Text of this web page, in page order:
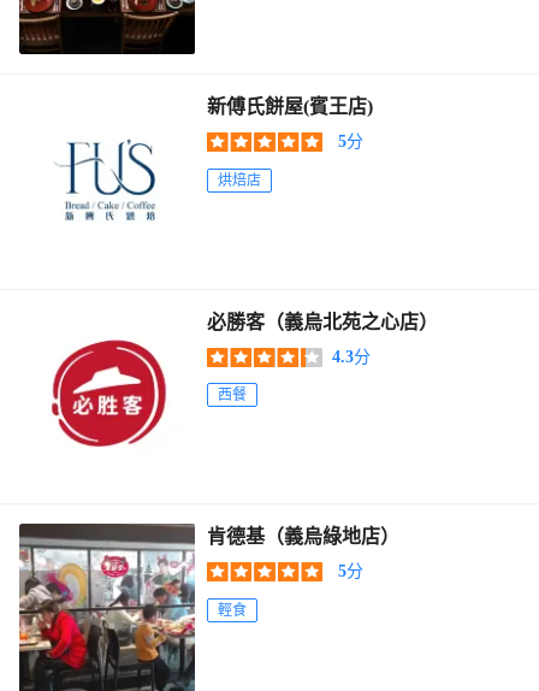
新傅氏餅屋(賓王店)
5分
烘焙店
必勝客（義烏北苑之心店）
4.3分
西餐
肯德基（義烏綠地店）
5分
輕食